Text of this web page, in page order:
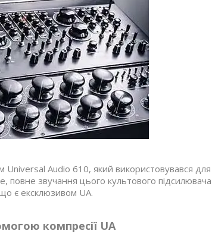
Audio 610, який використовувався для
повне звучання цього культового підсилювача
є ексклюзивом UA.
компресії UA